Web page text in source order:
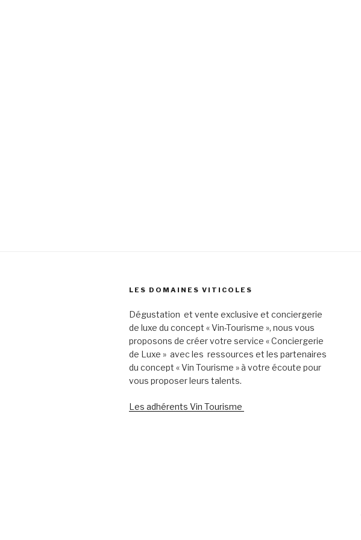
LES DOMAINES VITICOLES
Dégustation et vente exclusive et conciergerie
de luxe du concept « Vin-Tourisme », nous vous
proposons de créer votre service « Conciergerie
de Luxe » avec les ressources et les partenaires
du concept « Vin Tourisme » à votre écoute pour
vous proposer leurs talents.
Les adhérents Vin Tourisme